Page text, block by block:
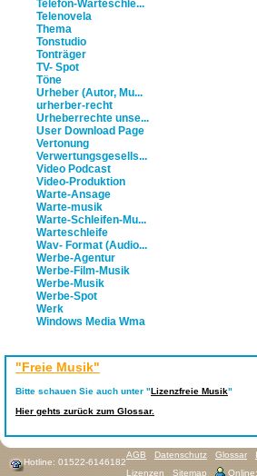
Telefon-Warteschle...
Telenovela
Thema
Tonstudio
Tonträger
TV- Spot
Töne
Urheber (Autor, Mu...
urherber-recht
Urheberrechte unse...
User Download Page
Vertonung
Verwertungsgesells...
Video Podcast
Video-Produktion
Warte-Ansage
Warte-musik
Warte-Schleifen-Mu...
Warteschleife
Wav- Format (Audio...
Werbe-Agentur
Werbe-Film-Musik
Werbe-Musik
Werbe-Spot
Werk
Windows Media Wma
"Freie Musik"
Bitte schauen Sie auch unter "Lizenzfreie Musik"
Hier gehts zurück zum Glossar.
Hotline: 01522-6146182
AGB Datenschutz Glossar
Lizenzen
Sitemap